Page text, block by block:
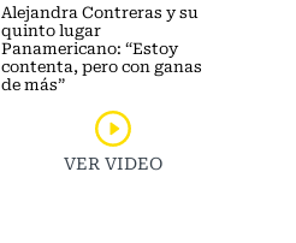
Alejandra Contreras y su
quinto lugar
Panamericano: “Estoy
contenta, pero con ganas
de más”
VER VIDEO